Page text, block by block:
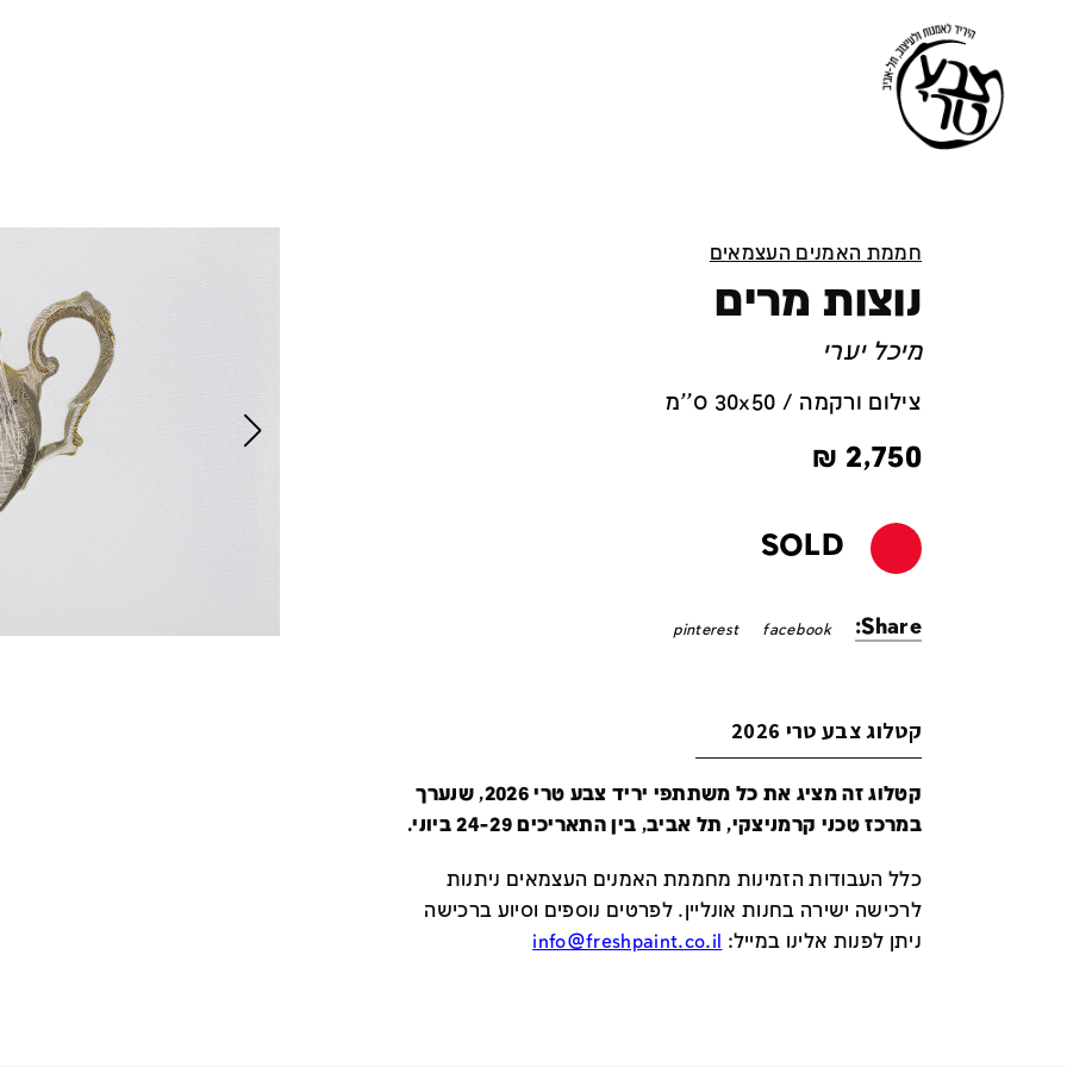
חממת האמנים העצמאים
נוצות מרים
מיכל יערי
צילום ורקמה / 30x50 ס''מ
2,750
₪
SOLD
Share:
facebook
pinterest
קטלוג צבע טרי 2026
קטלוג זה מציג את כל משתתפי יריד צבע טרי 2026, שנערך
במרכז טכני קרמניצקי, תל אביב, בין התאריכים 24-29 ביוני.
כלל העבודות הזמינות מחממת האמנים העצמאים ניתנות
לרכישה ישירה בחנות אונליין.לפרטים נוספים וסיוע ברכישה
ניתן לפנות אלינו במייל:
info@freshpaint.co.il